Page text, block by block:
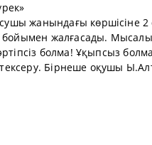
жанындағы көршісіне 2
жалғасады.
болма! Ұқыпсыз
Бірнеше оқушы